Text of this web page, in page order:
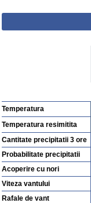
Temperatura
Temperatura resimitita
Cantitate precipitatii 3 ore
Probabilitate precipitatii
Acoperire cu nori
Viteza vantului
Rafale de vant